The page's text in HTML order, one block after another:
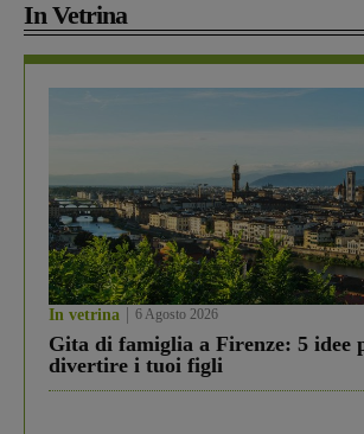
In Vetrina
In vetrina 6 Agosto 2026
Gita di famiglia a Firenze: 5 idee
divertire i tuoi figli